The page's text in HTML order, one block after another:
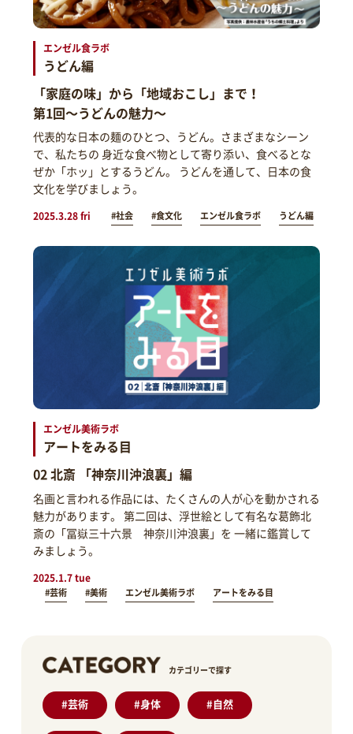
エンゼル食ラボ
うどん編
「家庭の味」から「地域おこし」まで！
第1回～うどんの魅力～
代表的な日本の麺のひとつ、うどん。さまざまなシーン
で、私たちの 身近な食べ物として寄り添い、食べるとな
ぜか「ホッ」とするうどん。 うどんを通して、日本の食
文化を学びましょう。
2025.3.28 fri #社会 #食文化 エンゼル食ラボ うどん編
エンゼル美術ラボ
アートをみる目
02 北斎 「神奈川沖浪裏」編
名画と言われる作品には、たくさんの人が心を動かされる
魅力があります。 第二回は、浮世絵として有名な葛飾北
斎の「冨嶽三十六景 神奈川沖浪裏」を 一緒に鑑賞して
みましょう。
2025.1.7 tue
#芸術 #美術 エンゼル美術ラボ アートをみる目
カテゴリーで探す
#芸術 #身体 #自然